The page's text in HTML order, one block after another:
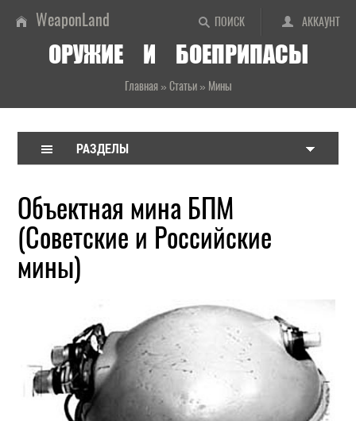
ПОИСК АККАУНТ
WeaponLand
ОРУЖИЕ И БОЕПРИПАСЫ
Главная» Статьи» Мины
РАЗДЕЛЫ
Объектная мина БПМ
(Советские и Российские
мины)